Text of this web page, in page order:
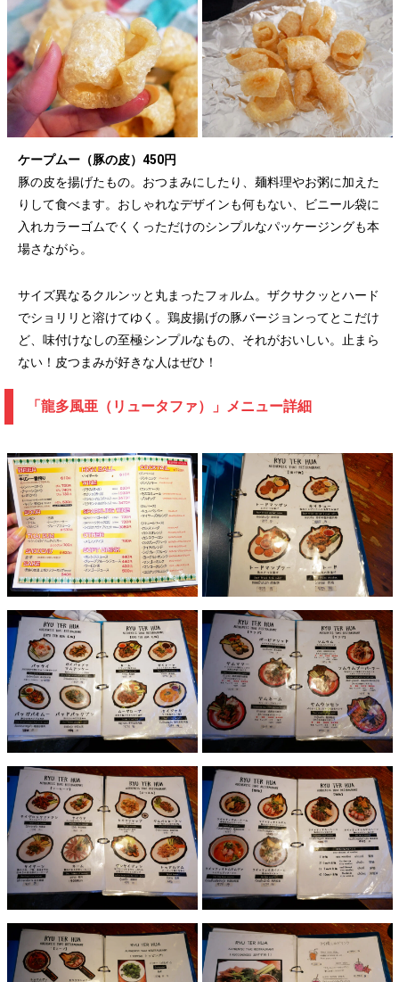
ケープムー（豚の皮）450円
豚の皮を揚げたもの。おつまみにしたり、麺料理やお粥に加えた
りして食べます。おしゃれなデザインも何もない、ビニール袋に
入れカラーゴムでくくっただけのシンプルなパッケージングも本
場さながら。
サイズ異なるクルンッと丸まったフォルム。ザクサクッとハード
でショリリと溶けてゆく。鶏皮揚げの豚バージョンってとこだけ
ど、味付けなしの至極シンプルなもの、それがおいしい。止まら
ない！皮つまみが好きな人はぜひ！
「龍多風亜（リュータファ）」メニュー詳細